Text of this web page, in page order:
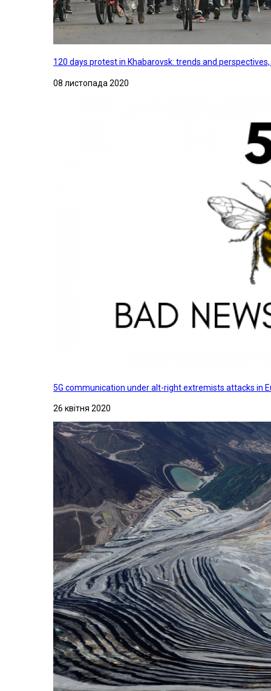
120 days protest in Khabarovsk: trends and
08 листопада 2020
5G communication under alt-right extremists attacks in
26 квітня 2020